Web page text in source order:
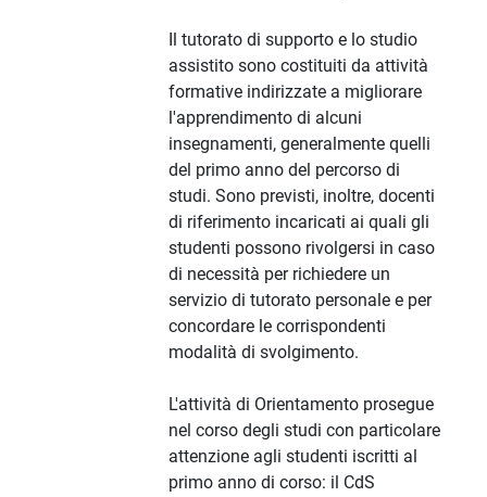
Il tutorato di supporto e lo studio
assistito sono costituiti da attività
formative indirizzate a migliorare
l'apprendimento di alcuni
insegnamenti, generalmente quelli
del primo anno del percorso di
studi. Sono previsti, inoltre, docenti
di riferimento incaricati ai quali gli
studenti possono rivolgersi in caso
di necessità per richiedere un
servizio di tutorato personale e per
concordare le corrispondenti
modalità di svolgimento.
L'attività di Orientamento prosegue
nel corso degli studi con particolare
attenzione agli studenti iscritti al
primo anno di corso: il CdS